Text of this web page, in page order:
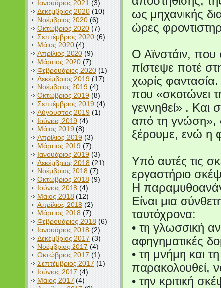
Ιανουάριος 2021 (3)
Δεκέμβριος 2020(10)
Νοέμβριος 2020(6)
Οκτώβριος 2020(7)
Σεπτέμβριος 2020(6)
Μάιος 2020(4)
Απρίλιος 2020(9)
Μάρτιος 2020(7)
Φεβρουάριος 2020(1)
Δεκέμβριος 2019(17)
Νοέμβριος 2019(4)
Οκτώβριος 2019(8)
Σεπτέμβριος 2019(4)
Αύγουστος 2019(1)
Ιούνιος 2019(4)
Μάιος 2019(8)
Απρίλιος 2019(3)
Μάρτιος 2019(7)
Ιανουάριος 2019(3)
Δεκέμβριος 2018(21)
Νοέμβριος 2018(7)
Οκτώβριος 2018(9)
Ιούνιος 2018(4)
Μάιος 2018(12)
Απρίλιος 2018(2)
Μάρτιος 2018(7)
Φεβρουάριος 2018(6)
Ιανουάριος 2018(2)
Δεκέμβριος 2017 (3)
Νοέμβριος 2017(4)
Οκτώβριος 2017(1)
Σεπτέμβριος 2017 (1)
Ιούνιος 2017 (4)
Μάιος 2017 (4)
ως μηχανικής
ώρες
Ο Αϊνστάιν, που
πίστεψε ποτέ
χωρίς
που «σκοτώνει
γεννηθεί» . Και
από τη γνώση»,
ξέρουμε, ενώ η
Υπό αυτές τις
εργαστήριο
Η
Είναι μια
ταυτόχρονα:
• τη γλωσσική
αφηγηματικές
• τη μνήμη και
παρακολουθεί,
• την κριτική